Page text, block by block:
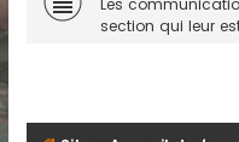
section qui leur